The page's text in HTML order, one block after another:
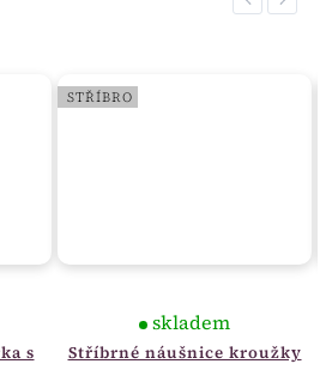
s
STŘÍBRO
Stříbrné náušnice kroužky
skladem